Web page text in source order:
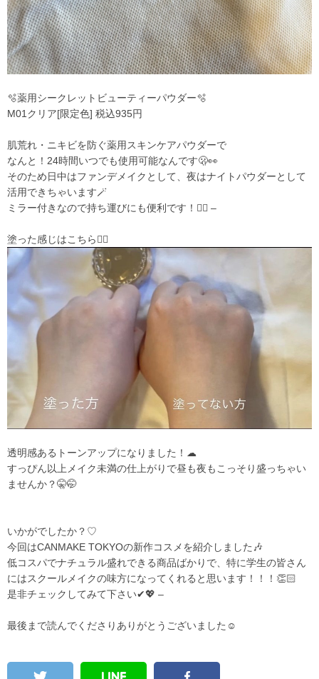
🫧薬用シークレットビューティーパウダー🫧
M01クリア[限定色] 税込935円
肌荒れ・ニキビを防ぐ薬用スキンケアパウダーで
なんと！24時間いつでも使用可能なんです🫢👀
そのため日中はファンデメイクとして、夜はナイトパウダーとして
活用できちゃいます🪄
ミラー付きなので持ち運びにも便利です！👍🏻 –
塗った感じはこちら👇🏻
透明感あるトーンアップになりました！☁
すっぴん以上メイク未満の仕上がりで昼も夜もこっそり盛っちゃい
ませんか？🤫🤭
いかがでしたか？♡
今回はCANMAKE TOKYOの新作コスメを紹介しました🎶
低コスパでナチュラル盛れできる商品ばかりで、特に学生の皆さん
にはスクールメイクの味方になってくれると思います！！！👏🏻
是非チェックしてみて下さい✔💖 –
最後まで読んでくださりありがとうございました☺️